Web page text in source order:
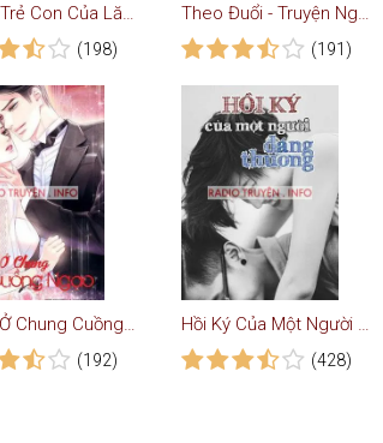
Cô Vợ Trẻ Con Của Lăng Thiếu Bá Đạo - Truyện Ngôn Tình
(198)
Theo Đuổi - Truyện Ngôn Tình
(191)
Người Ở Chung Cuồng Ngạo - Truyện Ngôn Tình
(192)
Hồi Ký Của Một Người Đáng Thương
(428)